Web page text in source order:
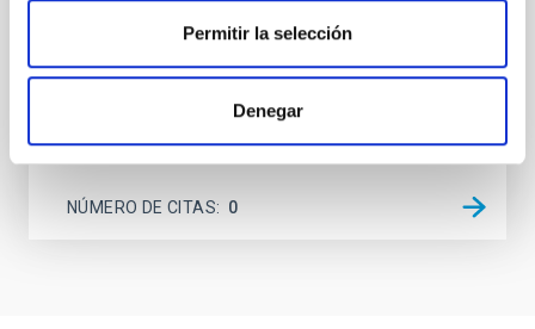
Permitir la selección
Denegar
Lundgren, A. et al.
Fecha de publicación: 6 2026
BIBCODE 2026A&A...710A.230L
NÚMERO DE CITAS 0